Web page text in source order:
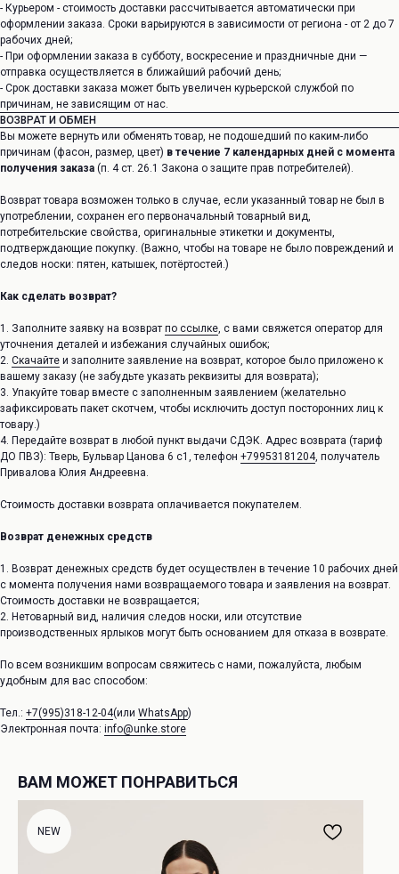
- Курьером - стоимость доставки рассчитывается автоматически при
оформлении заказа. Сроки варьируются в зависимости от региона - от 2 до 7
рабочих дней;
- При оформлении заказа в субботу, воскресение и праздничные дни —
отправка осуществляется в ближайший рабочий день;
- Срок доставки заказа может быть увеличен курьерской службой по
причинам, не зависящим от нас.
ВОЗВРАТ И ОБМЕН
Вы можете вернуть или обменять товар, не подошедший по каким-либо
причинам (фасон, размер, цвет) в течение 7 календарных дней с момента
получения заказа (п. 4 ст. 26.1 Закона о защите прав потребителей).
Возврат товара возможен только в случае, если указанный товар не был в
употреблении, сохранен его первоначальный товарный вид,
потребительские свойства, оригинальные этикетки и документы,
подтверждающие покупку. (Важно, чтобы на товаре не было повреждений и
следов носки: пятен, катышек, потёртостей.)
Как сделать возврат?
1. Заполните заявку на возврат по ссылке, с вами свяжется оператор для
уточнения деталей и избежания случайных ошибок;
2. Скачайте и заполните заявление на возврат, которое было приложено к
вашему заказу (не забудьте указать реквизиты для возврата);
3. Упакуйте товар вместе с заполненным заявлением (желательно
зафиксировать пакет скотчем, чтобы исключить доступ посторонних лиц к
товару.)
4. Передайте возврат в любой пункт выдачи СДЭК. Адрес возврата (тариф
ДО ПВЗ): Тверь, Бульвар Цанова 6 с1, телефон +79953181204, получатель
Привалова Юлия Андреевна.
Стоимость доставки возврата оплачивается покупателем.
Возврат денежных средств
1. Возврат денежных средств будет осуществлен в течение 10 рабочих дней
с момента получения нами возвращаемого товара и заявления на возврат.
Стоимость доставки не возвращается;
2. Нетоварный вид, наличия следов носки, или отсутствие
производственных ярлыков могут быть основанием для отказа в возврате.
По всем возникшим вопросам свяжитесь с нами, пожалуйста, любым
удобным для вас способом:
Тел.: +7(995)318-12-04(или WhatsApp)
Электронная почта: info@unke.store
ВАМ МОЖЕТ ПОНРАВИТЬСЯ
NEW